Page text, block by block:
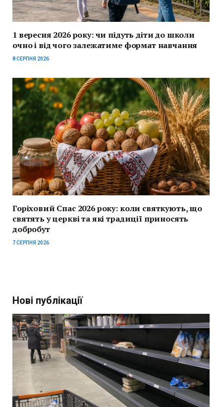
1 вересня 2026 року: чи підуть діти до школи
очно і від чого залежатиме формат навчання
8 СЕРПНЯ 2026
Горіховий Спас 2026 року: коли святкують, що
святять у церкві та які традиції приносять
добробут
7 СЕРПНЯ 2026
Нові публікації